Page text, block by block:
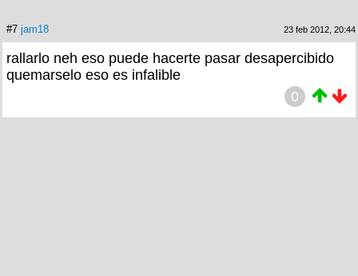
#7 jam18 23 feb 2012, 20:44
rallarlo neh eso puede hacerte pasar desapercibido
quemarselo eso es infalible
0